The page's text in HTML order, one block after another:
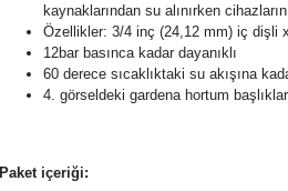
kaynaklarından su alınırken
Özellikler: 3/4 inç (24,12 mm) iç dişli
12bar basınca kadar dayanıklı
60 derece sıcaklıktaki su akışına
4. görseldeki gardena hortum
Paket içeriği: